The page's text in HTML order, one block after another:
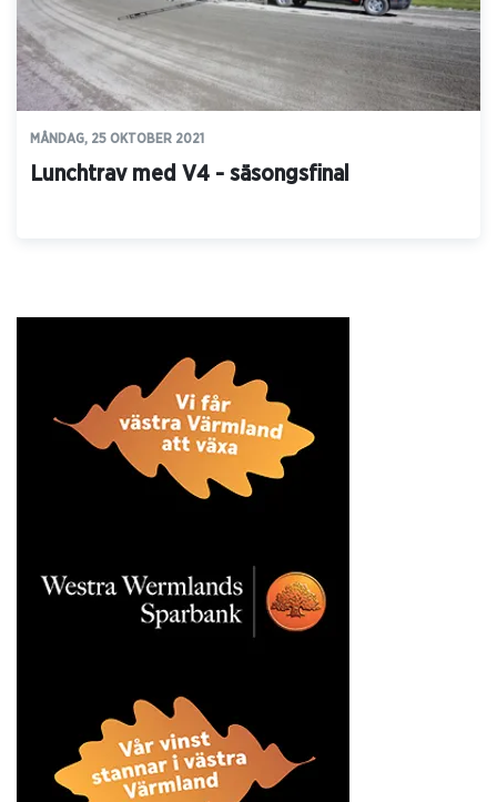
MÅNDAG, 25 OKTOBER 2021
Lunchtrav med V4 - säsongsfinal